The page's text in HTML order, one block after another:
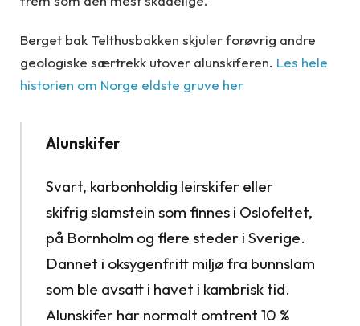
Berget bak Telthusbakken skjuler forøvrig andre
geologiske særtrekk utover alunskiferen. Les hele
historien om Norge eldste gruve her
Alunskifer
Svart, karbonholdig leirskifer eller
skifrig slamstein som finnes i Oslofeltet,
på Bornholm og flere steder i Sverige.
Dannet i oksygenfritt miljø fra bunnslam
som ble avsatt i havet i kambrisk tid.
Alunskifer har normalt omtrent 10 %